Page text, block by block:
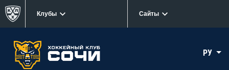
Клубы Сайты
РУ